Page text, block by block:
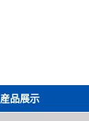
産品展示